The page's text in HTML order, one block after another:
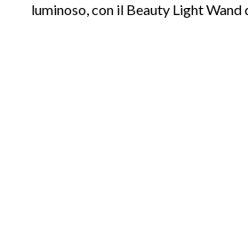
luminoso, con il Beauty Light